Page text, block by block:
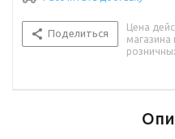
Поделиться
Цена
магазина